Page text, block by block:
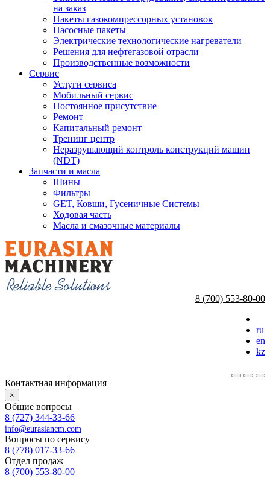
на заказ
Пакеты газокомпрессорных установок
Насосные пакеты
Электрические технологические нагреватели
Решения для нефтегазовой отрасли
Производственные возможности
Сервис
Услуги сервиса
Мобильный сервис
Постоянное присутствие
Ремонт
Капитальный ремонт
Тренинг центр
Неразрушающий контроль конструкций машин
(NDT)
Запчасти и масла
Шины
Фильтры
GET, Ковши, Гусеничные Системы
Ходовая часть
Масла и смазочные материалы
8 (700) 553-80-00
ru
en
kz
Контактная информация
×
Общие вопросы
8 (727) 344-33-66
info@eurasiancm.com
Вопросы по сервису
8 (778) 017-33-66
Отдел продаж
8 (700) 553-80-00